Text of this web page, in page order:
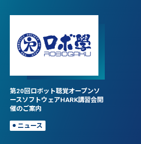
第20回ロボット聴覚オープンソ
ースソフトウェアHARK講習会開
催のご案内
ニュース